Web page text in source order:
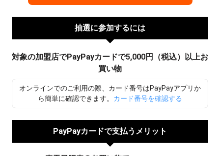
抽選に参加するには
対象の加盟店でPayPayカードで5,000円（税込）以上お
買い物
オンラインでのご利用の際、カード番号はPayPayアプリか
ら簡単に確認できます。 カード番号を確認する
PayPayカードで支払うメリット